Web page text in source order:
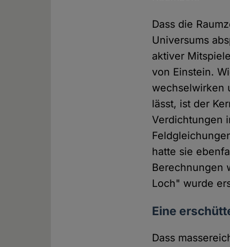
Dass die
Universums
aktiver
von Einstein.
wechselwirken
lässt, ist der
Verdichtungen
hatte sie
Berechnungen
Loch" wurde
Eine
Dass